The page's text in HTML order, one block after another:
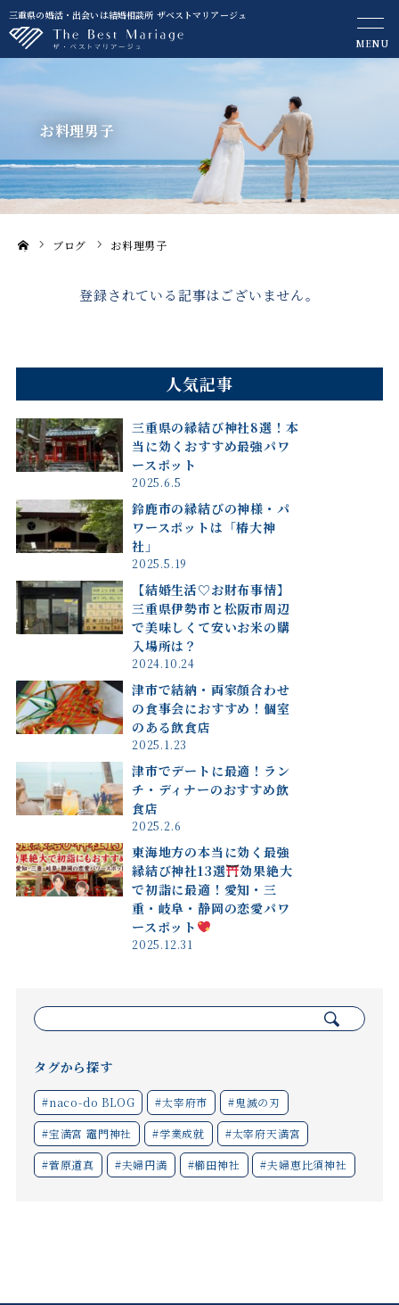
三重県の婚活・出会いは結婚相談所 ザベストマリアージュ
MENU
お料理男子
ーム
ブログ お料理男子
登録されている記事はございません。
人気記事
三重県の縁結び神社8選！本
当に効くおすすめ最強パワ
ースポット
2025.6.5
鈴鹿市の縁結びの神様・パ
ワースポットは「椿大神
社」
2025.5.19
【結婚生活♡お財布事情】
三重県伊勢市と松阪市周辺
で美味しくて安いお米の購
入場所は？
2024.10.24
津市で結納・両家顔合わせ
の食事会におすすめ！個室
のある飲食店
2025.1.23
津市でデートに最適！ラン
チ・ディナーのおすすめ飲
食店
2025.2.6
東海地方の本当に効く最強
縁結び神社13選
効果絶大
で初詣に最適！愛知・三
重・岐阜・静岡の恋愛パワ
ースポット
2025.12.31
索:
タグから探す
#naco-do BLOG #太宰府市 #鬼滅の刃
#宝満宮 竈門神社 #学業成就 #太宰府天満宮
#菅原道真 #夫婦円満 #櫛田神社 #夫婦恵比須神社